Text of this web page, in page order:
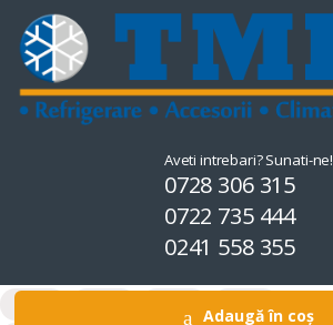
Adaugă în coș
Aveti intrebari? Sunati-ne!
0728 306 315
0722 735 444
0241 558 355